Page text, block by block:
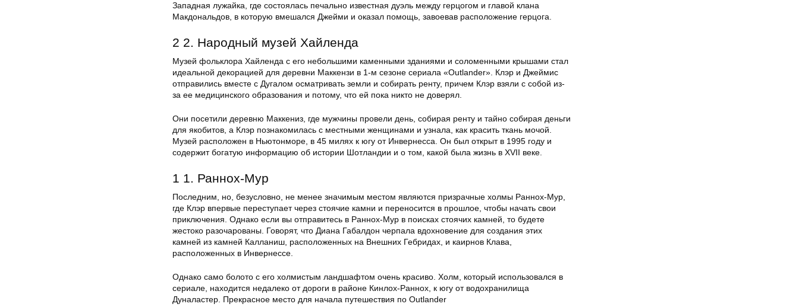
Западная лужайка, где состоялась печально известная дуэль между герцогом и главой клана
Макдональдов, в которую вмешался Джейми и оказал помощь, завоевав расположение герцога.
2 2. Народный музей Хайленда
Музей фольклора Хайленда с его небольшими каменными зданиями и соломенными крышами стал
идеальной декорацией для деревни Маккензи в 1-м сезоне сериала «Outlander». Клэр и Джеймис
отправились вместе с Дугалом осматривать земли и собирать ренту, причем Клэр взяли с собой из-
за ее медицинского образования и потому, что ей пока никто не доверял.
Они посетили деревню Маккениз, где мужчины провели день, собирая ренту и тайно собирая деньги
для якобитов, а Клэр познакомилась с местными женщинами и узнала, как красить ткань мочой.
Музей расположен в Ньютонморе, в 45 милях к югу от Инвернесса. Он был открыт в 1995 году и
содержит богатую информацию об истории Шотландии и о том, какой была жизнь в XVII веке.
1 1. Раннох-Мур
Последним, но, безусловно, не менее значимым местом являются призрачные холмы Раннох-Мур,
где Клэр впервые переступает через стоячие камни и переносится в прошлое, чтобы начать свои
приключения. Однако если вы отправитесь в Раннох-Мур в поисках стоячих камней, то будете
жестоко разочарованы. Говорят, что Диана Габалдон черпала вдохновение для создания этих
камней из камней Калланиш, расположенных на Внешних Гебридах, и каирнов Клава,
расположенных в Инвернессе.
Однако само болото с его холмистым ландшафтом очень красиво. Холм, который использовался в
сериале, находится недалеко от дороги в районе Кинлох-Раннох, к югу от водохранилища
Дуналастер. Прекрасное место для начала путешествия по Outlander